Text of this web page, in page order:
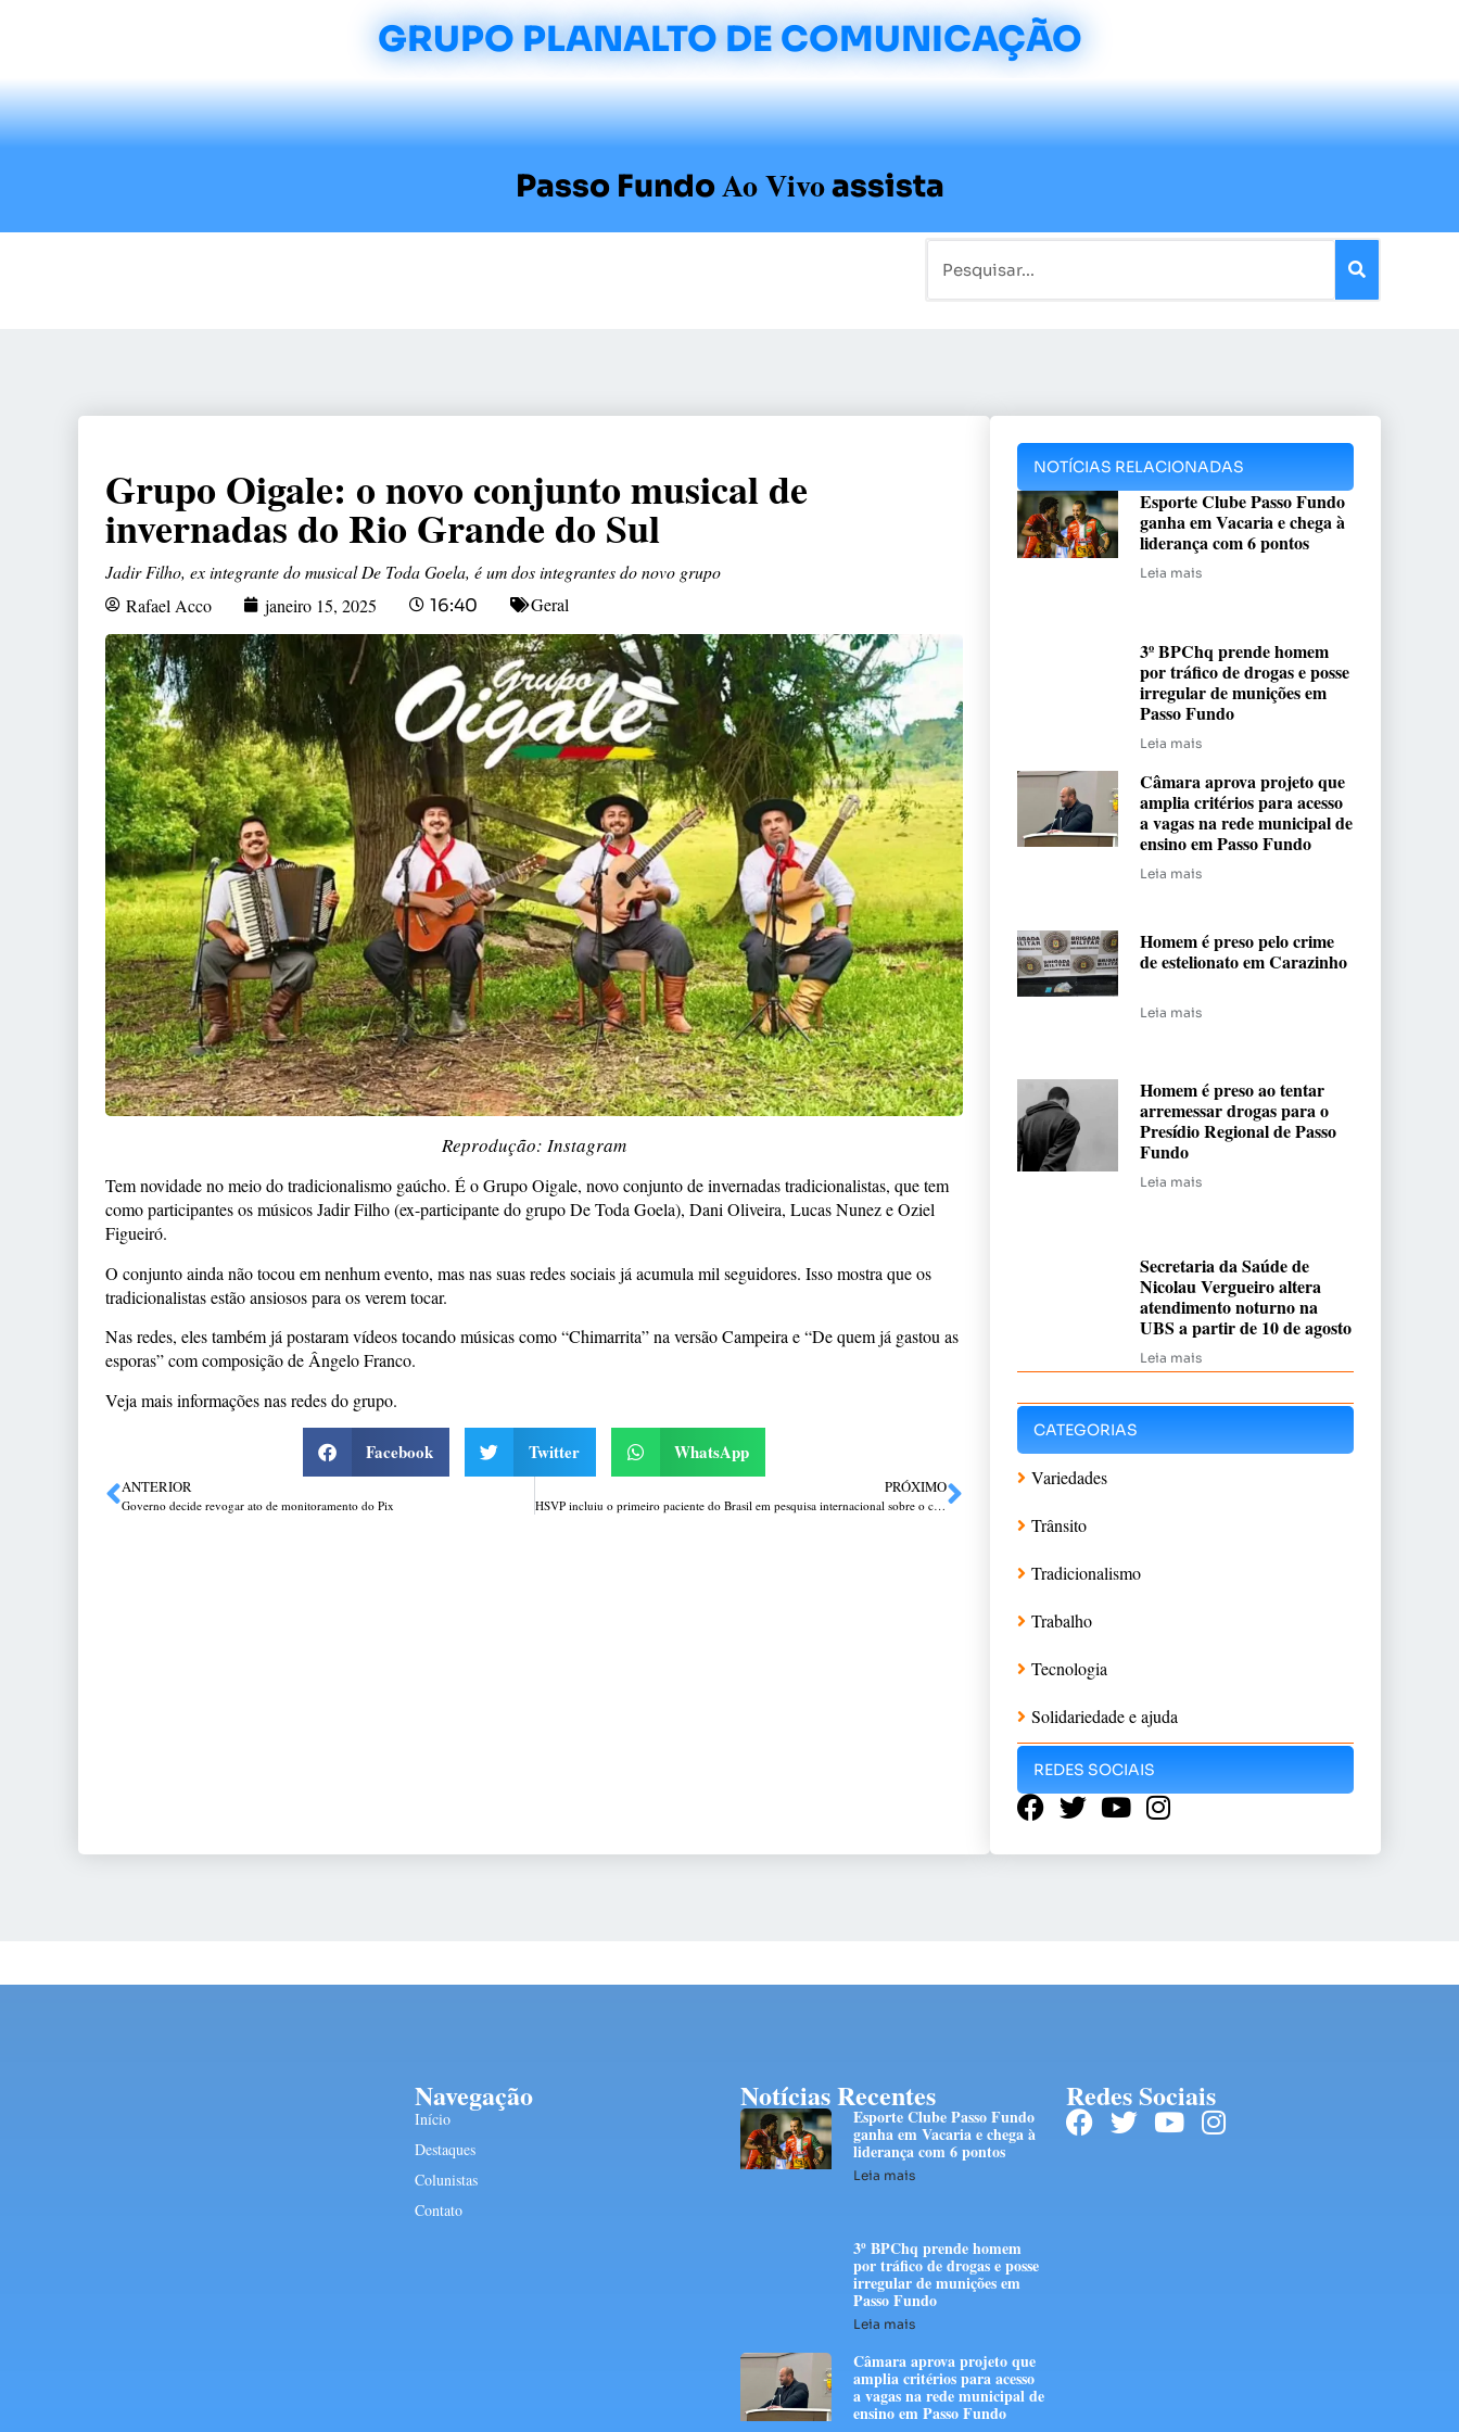
GRUPO PLANALTO DE COMUNICAÇÃO
Passo FundoAo Vivoassista
Grupo Oigale: o novo conjunto musical de
invernadas do Rio Grande do Sul
Jadir Filho, ex integrante do musical De Toda Goela, é um dos integrantes do novo grupo
Rafael Acco
janeiro 15, 2025 16:40 Geral
Reprodução: Instagram
Tem novidade no meio do tradicionalismo gaúcho. É o Grupo Oigale, novo conjunto de invernadas tradicionalistas, que tem
como participantes os músicos Jadir Filho (ex-participante do grupo De Toda Goela), Dani Oliveira, Lucas Nunez e Oziel
Figueiró.
O conjunto ainda não tocou em nenhum evento, mas nas suas redes sociais já acumula mil seguidores. Isso mostra que os
tradicionalistas estão ansiosos para os verem tocar.
Nas redes, eles também já postaram vídeos tocando músicas como “Chimarrita” na versão Campeira e “De quem já gastou as
esporas” com composição de Ângelo Franco.
Veja mais informações nas redes do grupo.
Facebook Twitter WhatsApp
ANTERIOR
Governo decide revogar ato de monitoramento do Pix
PRÓXIMO
HSVP incluiu o primeiro paciente do Brasil em pesquisa internacional sobre o câncer de pele
NOTÍCIAS RELACIONADAS
Esporte Clube Passo Fundo
ganha em Vacaria e chega à
liderança com 6 pontos
Leia mais
3º BPChq prende homem
por tráfico de drogas e posse
irregular de munições em
Passo Fundo
Leia mais
Câmara aprova projeto que
amplia critérios para acesso
a vagas na rede municipal de
ensino em Passo Fundo
Leia mais
Homem é preso pelo crime
de estelionato em Carazinho
Leia mais
Homem é preso ao tentar
arremessar drogas para o
Presídio Regional de Passo
Fundo
Leia mais
Secretaria da Saúde de
Nicolau Vergueiro altera
atendimento noturno na
UBS a partir de 10 de agosto
Leia mais
CATEGORIAS
Variedades
Trânsito
Tradicionalismo
Trabalho
Tecnologia
Solidariedade e ajuda
REDES SOCIAIS
Navegação
Início
Destaques
Colunistas
Contato
Notícias Recentes
Esporte Clube Passo Fundo
ganha em Vacaria e chega à
liderança com 6 pontos
Leia mais
3º BPChq prende homem
por tráfico de drogas e posse
irregular de munições em
Passo Fundo
Leia mais
Câmara aprova projeto que
amplia critérios para acesso
a vagas na rede municipal de
ensino em Passo Fundo
Redes Sociais